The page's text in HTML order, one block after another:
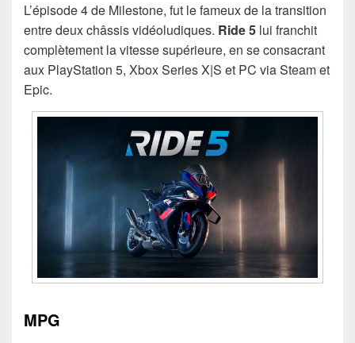
L’épisode 4 de Milestone, fut le fameux de la transition
entre deux châssis vidéoludiques. Ride 5 lui franchit
complètement la vitesse supérieure, en se consacrant
aux PlayStation 5, Xbox Series X|S et PC via Steam et
Epic.
MPG